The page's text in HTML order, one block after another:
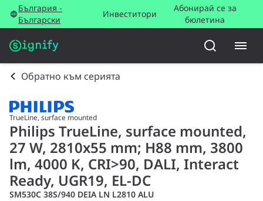
България -
Български
Инвеститори
Абонирай се за
бюлетина
Обратно към серията
TrueLine, surface mounted
Philips TrueLine, surface mounted,
27 W, 2810x55 mm; H88 mm, 3800
lm, 4000 K, CRI>90, DALI, Interact
Ready, UGR19, EL-DC
SM530C 38S/940 DEIA LN L2810 ALU